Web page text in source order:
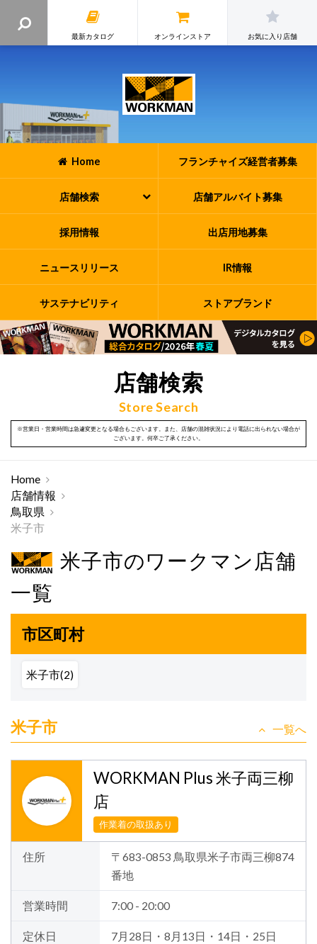
最新カタログ オンラインストア お気に入り店舗
Home フランチャイズ経営者募集
店舗検索 店舗アルバイト募集
採用情報 出店用地募集
ニュースリリース IR情報
サステナビリティ ストアブランド
店舗検索
Store Search
※営業日・営業時間は急遽変更となる場合もございます。また、店舗の混雑状況により電話に出られない場合が
ございます。何卒ご了承ください。
Home
店舗情報
鳥取県
米子市
米子市のワークマン店舗
一覧
市区町村
米子市(2)
米子市 一覧へ
WORKMAN Plus 米子両三柳
店
作業着の取扱あり
住所
〒683-0853 鳥取県米子市両三柳874
番地
営業時間 7:00 - 20:00
定休日 7月28日・8月13日・14日・25日